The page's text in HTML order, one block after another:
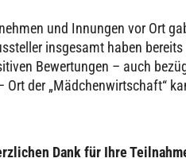
und Innungen vor Ort
ins­ge­samt haben
Bewer­tun­gen – auch
Ort der „Mäd­chen­wirt­schaft“
Dank für Ihre